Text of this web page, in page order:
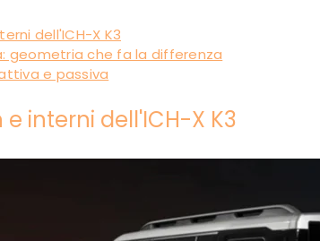
dell'ICH-X K3
geometria che fa la differenza
e passiva
e interni dell'ICH-X K3